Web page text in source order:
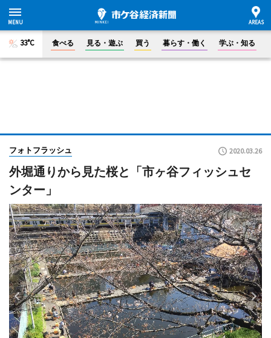
33°C 食べる 見る・遊ぶ 買う 暮らす・働く 学ぶ・知る
フォトフラッシュ 2020.03.26
外堀通りから見た桜と「市ヶ谷フィッシュセ
ンター」